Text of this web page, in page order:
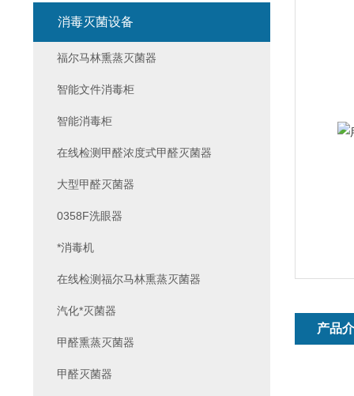
产品
消毒灭菌设备
福尔马林熏蒸灭菌器
智能文件消毒柜
智能消毒柜
在线检测甲醛浓度式甲醛灭菌器
大型甲醛灭菌器
0358F洗眼器
*消毒机
在线检测福尔马林熏蒸灭菌器
汽化*灭菌器
甲醛熏蒸灭菌器
甲醛灭菌器